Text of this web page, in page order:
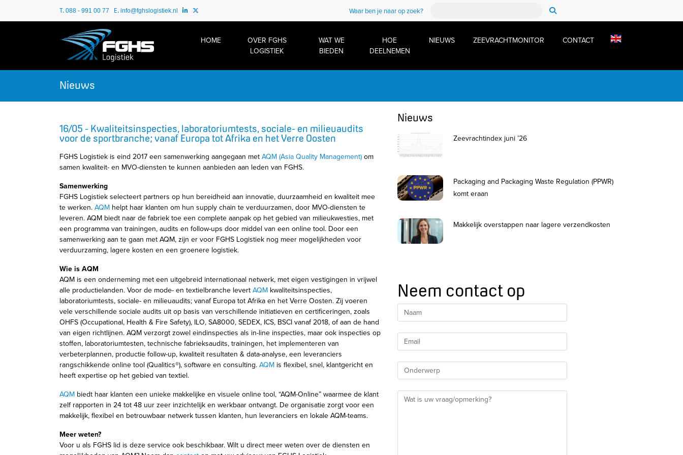
T. 088 - 991 00 77 E. info@fghslogistiek.nl Waar ben je naar op zoek?
HOME
OVER FGHS
LOGISTIEK
WAT WE
BIEDEN
HOE
DEELNEMEN
NIEUWS ZEEVRACHTMONITOR CONTACT
Nieuws
16/05 - Kwaliteitsinspecties, laboratoriumtests, sociale- en milieuaudits
voor de sportbranche; vanaf Europa tot Afrika en het Verre Oosten
FGHS Logistiek is eind 2017 een samenwerking aangegaan met AQM (Asia Quality Management) om
samen kwaliteit- en MVO-diensten te kunnen aanbieden aan leden van FGHS.
Samenwerking
FGHS Logistiek selecteert partners op hun bereidheid aan innovatie, duurzaamheid en kwaliteit mee
te werken. AQM helpt haar klanten om hun supply chain te verduurzamen, door MVO-diensten te
leveren. AQM biedt naar de fabriek toe een complete aanpak op het gebied van milieukwesties, met
een programma van trainingen, audits en follow-ups door middel van een online tool. Door een
samenwerking aan te gaan met AQM, zijn er voor FGHS Logistiek nog meer mogelijkheden voor
verduurzaming, lagere kosten en een groenere logistiek.
Wie is AQM
AQM is een onderneming met een uitgebreid internationaal netwerk, met eigen vestigingen in vrijwel
alle productielanden. Voor de mode- en textielbranche levert AQM kwaliteitsinspecties,
laboratoriumtests, sociale- en milieuaudits; vanaf Europa tot Afrika en het Verre Oosten. Zij voeren
vele verschillende sociale audits uit op basis van verschillende initiatieven en certificeringen, zoals
OHFS (Occupational, Health & Fire Safety), ILO, SA8000, SEDEX, ICS, BSCI vanaf 2018, of aan de hand
van eigen richtlijnen. AQM verzorgt zowel eindinspecties als in-line inspecties, maar ook inspecties op
stoffen, laboratoriumtesten, technische fabrieksaudits, trainingen, het implementeren van
verbeterplannen, productie follow-up, kwaliteit resultaten & data-analyse, een leveranciers
rangschikkende online tool (Qualitics®), software en consulting. AQM is flexibel, snel, klantgericht en
heeft expertise op het gebied van textiel.
AQM biedt haar klanten een unieke makkelijke en visuele online tool, “AQM-Online” waarmee de klant
zelf rapporten in 24 tot 48 uur zeer inzichtelijk en werkbaar ontvangt. De organisatie zorgt voor een
makkelijk, flexibel en betrouwbaar netwerk tussen klanten, hun leveranciers en lokale AQM-teams.
Meer weten?
Voor u als FGHS lid is deze service ook beschikbaar. Wilt u direct meer weten over de diensten en
Nieuws
Zeevrachtindex juni ’26
Packaging and Packaging Waste Regulation (PPWR)
komt eraan
Makkelijk overstappen naar lagere verzendkosten
Neem contact op